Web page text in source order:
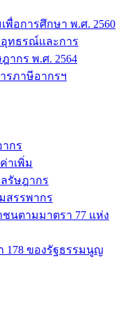
อการศึกษา พ.ศ. 2560
อุทธรณ์และการ
กร พ.ศ. 2564
รภาษีอากรฯ
กร
าเพิ่ม
รัษฎากร
สรรพากร
นตามมาตรา 77 แห่ง
178 ของรัฐธรรมนูญ